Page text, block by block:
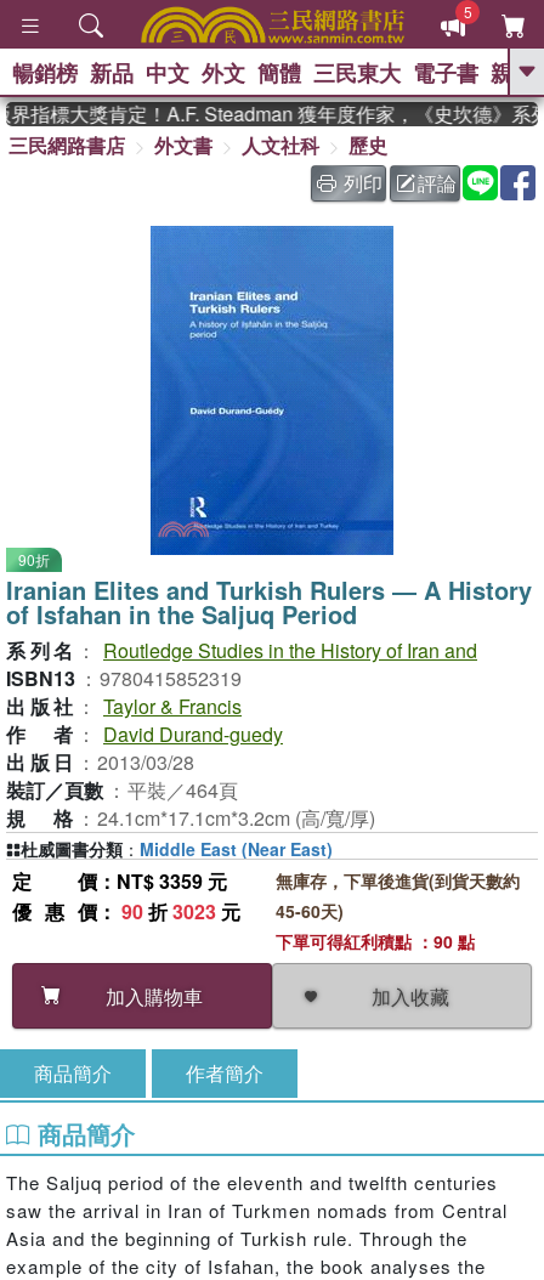
5
GO
熱搜： 東野圭吾 、
、 如果歷史是一群喵 、 暑期
國際布克獎 臺灣漫遊錄 、 方
念華 、 台灣的李登輝時代
暢銷榜 新品 中文 外文 簡體 三民東大 電子書 親子
指標大獎肯定！A.F. Steadman 獲年度作家，《史坎德》系列
三民網路書店
外文書 人文社科
歷史
列印
評論
90折
Iranian Elites and Turkish Rulers ― A History
of Isfahan in the Saljuq Period
系列名 ：
Routledge Studies in the History of Iran and
ISBN13 ： 9780415852319
出版社 ： Taylor & Francis
作者 ：
David Durand-guedy
出版日 ： 2013/03/28
裝訂／頁數 ： 平裝／464頁
規格 ： 24.1cm*17.1cm*3.2cm (高/寬/厚)
定價 ：NT$ 3359 元
優惠價 ： 90折3023 元
加入購物車 加入收藏
無庫存，下單後進貨(到貨天數約
45-60天)
下單可得紅利積點 ：90 點
杜威圖書分類 ： Middle East (Near East)
商品簡介 作者簡介
商品簡介
The Saljuq period of the eleventh and twelfth centuries
saw the arrival in Iran of Turkmen nomads from Central
Asia and the beginning of Turkish rule. Through the
example of the city of Isfahan, the book analyses the